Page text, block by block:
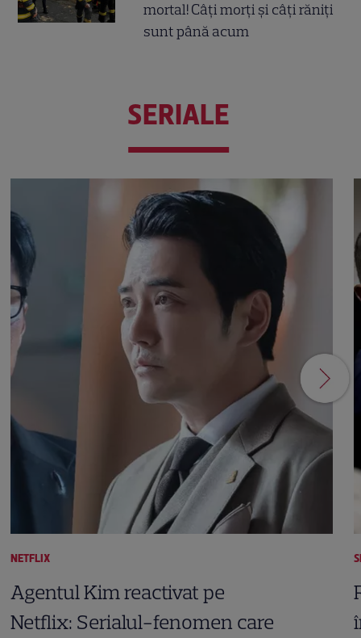
mortal! Câți morți și câți răniți
sunt până acum
SERIALE
NETFLIX
Agentul Kim reactivat pe
Netflix: Serialul-fenomen care